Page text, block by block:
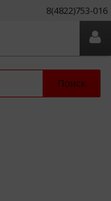
8(4822)753-016
Поиск